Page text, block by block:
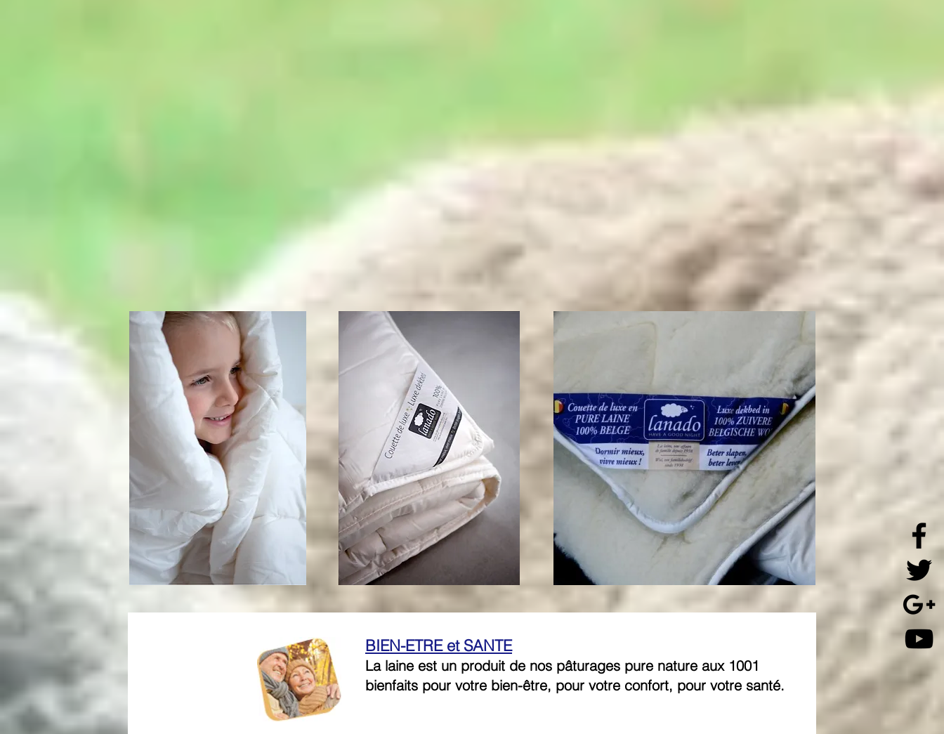
BIEN-ETRE et SANTE
La laine est un produit de nos pâturages pure nature aux 1001
bienfaits pour votre bien-être, pour votre confort, pour votre santé.